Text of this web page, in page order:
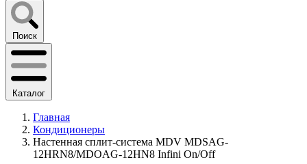
Поиск
Каталог
Главная
Кондиционеры
Настенная сплит-система MDV MDSAG-
12HRN8/MDOAG-12HN8 Infini On/Off